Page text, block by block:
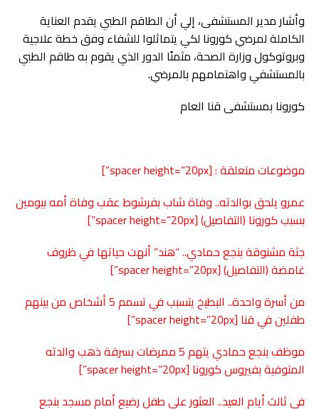
وأشار مدير المستشفى، إلي أن الطاقم الطبي يقدم العناية
الكاملة لمرضي كورونا لكي يتماثلوا للشفاء وفق خطة علاجية
وبروتوكول وزارة الصحة، مثمنًا الدور الذي يقوم به طاقم الطبي
بالمستشفي واهتمامهم بالمرضي.
كورونا بمستشفى قنا العام
موضوعات متعلقة : [spacer height=”20px”]
عمرو يلحق بوالدته.. وفاة شاب بفرشوط عقب وفاة أمه بيومين
بسبب كورونا (التفاصيل)[spacer height=”20px”]
جثة مشنوقة بنجع حمادي.. “هند” أنهت حياتها في ظروف
غامضة (التفاصيل)[spacer height=”20px”]
من أسرة واحدة.. البطيخ يتسبب في تسمم 5 أشخاص من بينهم
طفلين فيقنا [spacer height=”20px”]
موظف بنجع حمادي يتهم 5 ممرضات بسرقة ذهب والدته
المتوفية بفيروس كورونا [spacer height=”20px”]
في ثالث أيام العيد.. العثور على طفل رضيع أمام مسجد بنجع